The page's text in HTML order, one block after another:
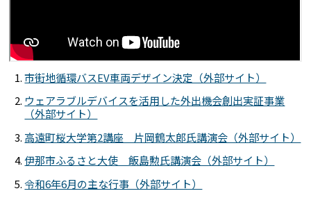
市街地循環バスEV車両デザイン決定（外部サイト）
ウェアラブルデバイスを活用した外出機会創出実証事業
（外部サイト）
高遠町桜大学第2講座 片岡鶴太郎氏講演会（外部サイト）
伊那市ふるさと大使 飯島勲氏講演会（外部サイト）
令和6年6月の主な行事（外部サイト）